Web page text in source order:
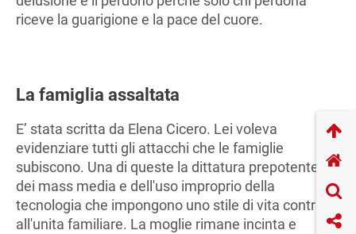
riceve la guarigione e la pace del cuore.
La famiglia assaltata
E’ stata scritta da Elena Cicero. Lei voleva
evidenziare tutti gli attacchi che le famiglie
subiscono. Una di queste la dittatura prepotente
dei mass media e dell'uso improprio della
tecnologia che impongono uno stile di vita contrario
all'unita familiare. La moglie rimane incinta e